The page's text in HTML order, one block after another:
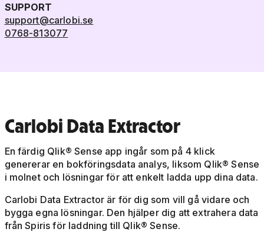
SUPPORT
support@carlobi.se
0768-813077
Carlobi Data Extractor
En färdig Qlik® Sense app ingår som på 4 klick
genererar en bokföringsdata analys, liksom Qlik® Sense
i molnet och lösningar för att enkelt ladda upp dina data.
Carlobi Data Extractor är för dig som vill gå vidare och
bygga egna lösningar. Den hjälper dig att extrahera data
från Spiris för laddning till Qlik® Sense.